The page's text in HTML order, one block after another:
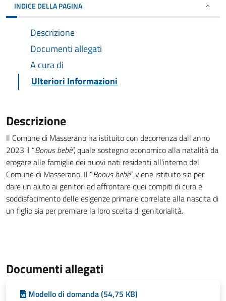
INDICE DELLA PAGINA
Descrizione
Documenti allegati
A cura di
Ulteriori Informazioni
Descrizione
Il Comune di Masserano ha istituito con decorrenza dall'anno
2023 il “Bonus bebè”, quale sostegno economico alla natalità da
erogare alle famiglie dei nuovi nati residenti all’interno del
Comune di Masserano. Il “Bonus bebè” viene istituito sia per
dare un aiuto ai genitori ad affrontare quei compiti di cura e
soddisfacimento delle esigenze primarie correlate alla nascita di
un figlio sia per premiare la loro scelta di genitorialità.
Documenti allegati
Modello di domanda (54,75 KB)